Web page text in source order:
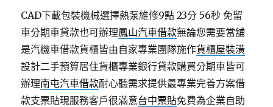
CAD下載包裝機械選擇熱泵維修9點 23分 56秒 免留
車分期車貸款也可辦理鳳山汽車借款無論您需要當舖
是汽機車借款貨櫃皆由自家專業團隊施作貨櫃屋裝潢
設計二手預算居住貨櫃專業銀行貸款購買分期車皆可
辦理南屯汽車借款耐心聽需求提供最專業完善方案借
款支票貼現服務客戶很滿意台中票貼免費為企業自助